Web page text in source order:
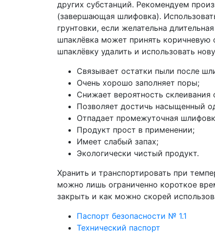
других субстанций. Рекомендуем
(завершающая шлифовка).
грунтовки, если желательна
шпаклëвка может принять коричневую
шпаклëвку удалить и использовать
Связывает остатки пыли после
Очень хорошо заполняет поры;
Снижает вероятность
Позволяет достичь насыщенный
Отпадает промежуточная
Продукт прост в применении;
Имеет слабый запах;
Экологически чистый продукт.
Хранить и транспортировать при
можно лишь ограниченно короткое
закрыть и как можно скорей
Паспорт безопасности № 1.1
Технический паспорт